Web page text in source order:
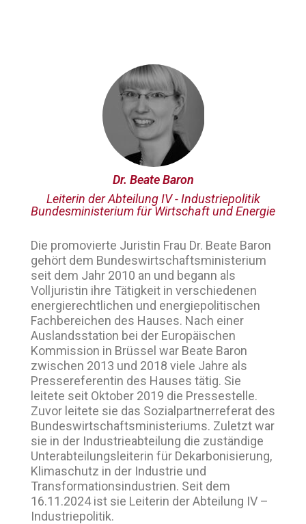
Dr. Beate Baron
Leiterin der Abteilung IV - Industriepolitik
Bundesministerium für Wirtschaft und Energie
Die promovierte Juristin Frau Dr. Beate Baron
gehört dem Bundeswirtschaftsministerium
seit dem Jahr 2010 an und begann als
Volljuristin ihre Tätigkeit in verschiedenen
energierechtlichen und energiepolitischen
Fachbereichen des Hauses. Nach einer
Auslandsstation bei der Europäischen
Kommission in Brüssel war Beate Baron
zwischen 2013 und 2018 viele Jahre als
Pressereferentin des Hauses tätig. Sie
leitete seit Oktober 2019 die Pressestelle.
Zuvor leitete sie das Sozialpartnerreferat des
Bundeswirtschaftsministeriums. Zuletzt war
sie in der Industrieabteilung die zuständige
Unterabteilungsleiterin für Dekarbonisierung,
Klimaschutz in der Industrie und
Transformationsindustrien. Seit dem
16.11.2024 ist sie Leiterin der Abteilung IV –
Industriepolitik.